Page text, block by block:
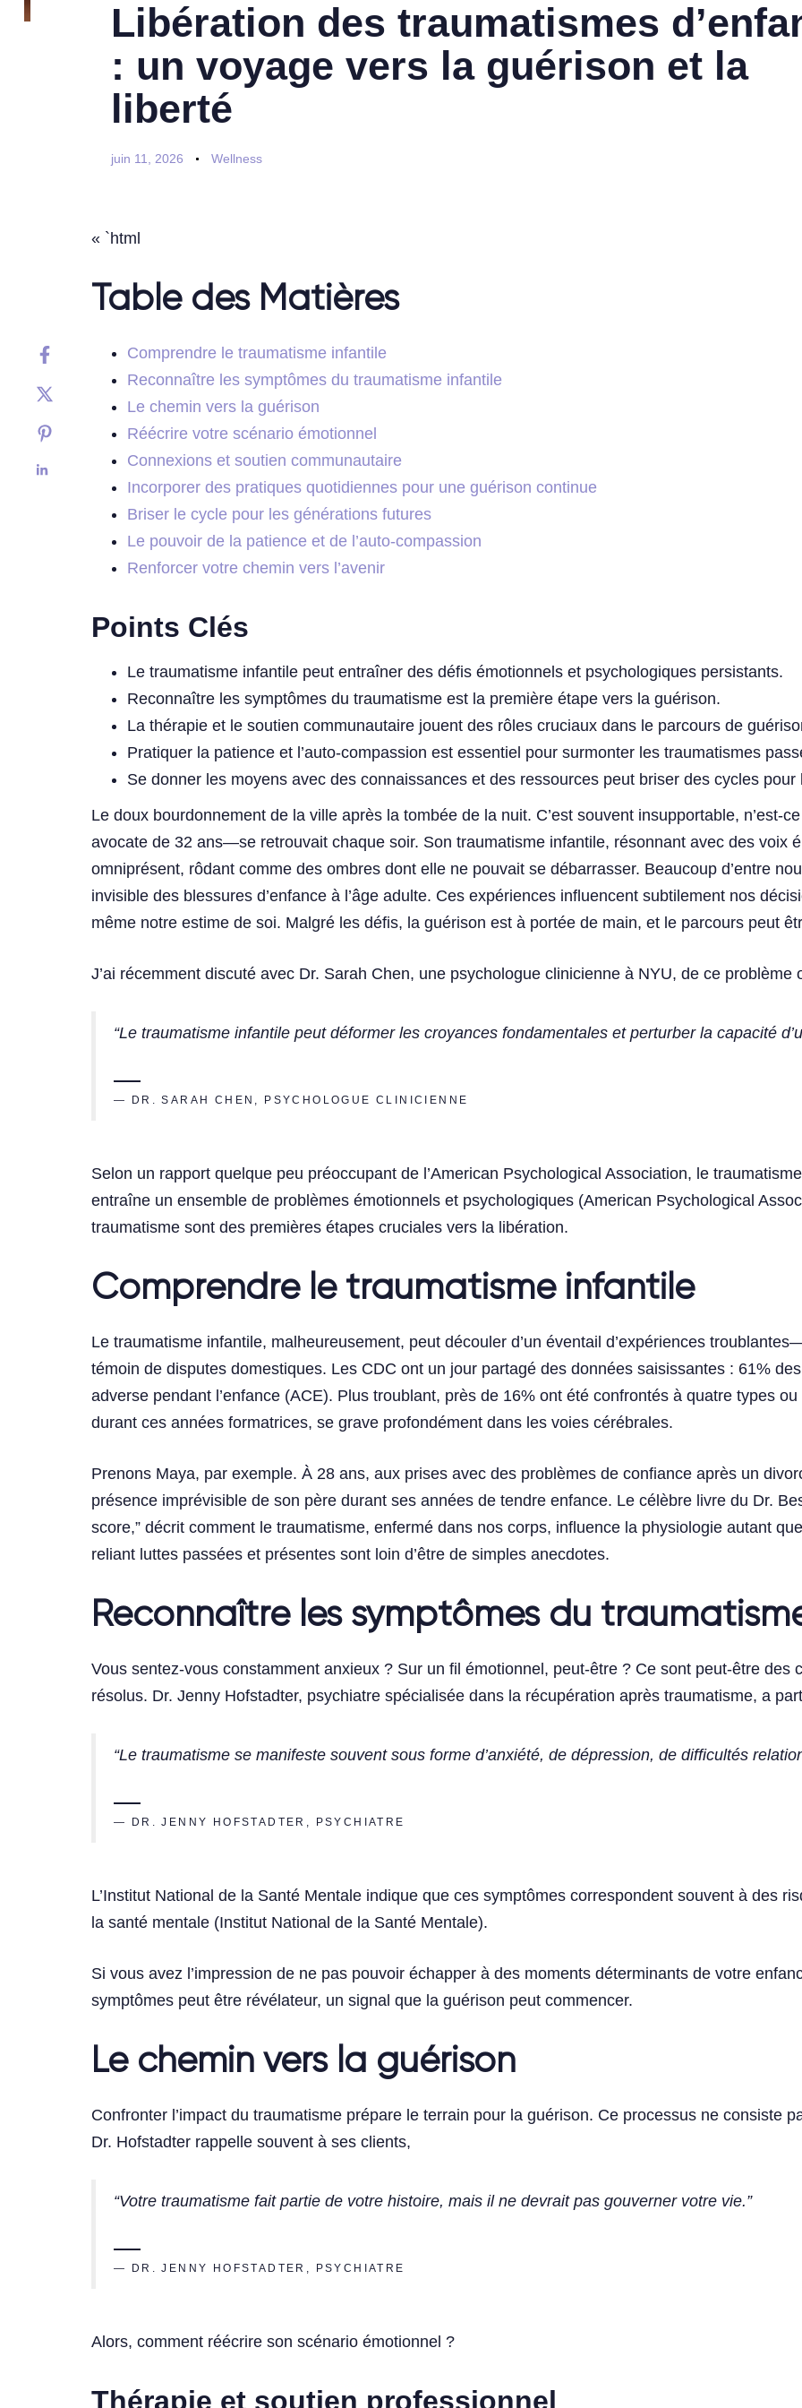
Libération des traumatismes
: un voyage vers la guérison et la
liberté
juin 11, 2026 Wellness
« `html
Table des Matières
Comprendre le traumatisme infantile
Reconnaître les symptômes du traumatisme infantile
Le chemin vers la guérison
Réécrire votre scénario émotionnel
Connexions et soutien communautaire
Incorporer des pratiques quotidiennes pour une guérison continue
Briser le cycle pour les générations futures
Le pouvoir de la patience et de l’auto-compassion
Renforcer votre chemin vers l’avenir
Points Clés
Le traumatisme infantile peut entraîner des défis émotionnels et psychologiques persistants.
Reconnaître les symptômes du traumatisme est la première étape vers la guérison.
La thérapie et le soutien communautaire jouent des rôles cruciaux dans le parcours de
Pratiquer la patience et l’auto-compassion est essentiel pour surmonter les traumatismes
Se donner les moyens avec des connaissances et des ressources peut briser des cycles
Le doux bourdonnement de la ville après la tombée de la nuit. C’est souvent insupportable,
avocate de 32 ans—se retrouvait chaque soir. Son traumatisme infantile, résonnant avec des voix
omniprésent, rôdant comme des ombres dont elle ne pouvait se débarrasser. Beaucoup d’entre
invisible des blessures d’enfance à l’âge adulte. Ces expériences influencent subtilement nos
même notre estime de soi. Malgré les défis, la guérison est à portée de main, et le parcours peut
J’ai récemment discuté avec Dr. Sarah Chen, une psychologue clinicienne à NYU, de ce problème
“Le traumatisme infantile peut déformer les croyances fondamentales et perturber la capacité
— DR. SARAH CHEN, PSYCHOLOGUE CLINICIENNE
Selon un rapport quelque peu préoccupant de l’American Psychological Association, le
entraîne un ensemble de problèmes émotionnels et psychologiques (American Psychological
traumatisme sont des premières étapes cruciales vers la libération.
Comprendre le traumatisme infantile
Le traumatisme infantile, malheureusement, peut découler d’un éventail d’expériences
témoin de disputes domestiques. Les CDC ont un jour partagé des données saisissantes : 61%
adverse pendant l’enfance (ACE). Plus troublant, près de 16% ont été confrontés à quatre types
durant ces années formatrices, se grave profondément dans les voies cérébrales.
Prenons Maya, par exemple. À 28 ans, aux prises avec des problèmes de confiance après un
présence imprévisible de son père durant ses années de tendre enfance. Le célèbre livre du Dr.
score,” décrit comment le traumatisme, enfermé dans nos corps, influence la physiologie autant
reliant luttes passées et présentes sont loin d’être de simples anecdotes.
Reconnaître les symptômes du
Vous sentez-vous constamment anxieux ? Sur un fil émotionnel, peut-être ? Ce sont peut-être des
résolus. Dr. Jenny Hofstadter, psychiatre spécialisée dans la récupération après traumatisme, a
“Le traumatisme se manifeste souvent sous forme d’anxiété, de dépression, de difficultés
— DR. JENNY HOFSTADTER, PSYCHIATRE
L’Institut National de la Santé Mentale indique que ces symptômes correspondent souvent à des
la santé mentale (Institut National de la Santé Mentale).
Si vous avez l’impression de ne pas pouvoir échapper à des moments déterminants de votre
symptômes peut être révélateur, un signal que la guérison peut commencer.
Le chemin vers la guérison
Confronter l’impact du traumatisme prépare le terrain pour la guérison. Ce processus ne consiste
Dr. Hofstadter rappelle souvent à ses clients,
“Votre traumatisme fait partie de votre histoire, mais il ne devrait pas gouverner votre vie.”
— DR. JENNY HOFSTADTER, PSYCHIATRE
Alors, comment réécrire son scénario émotionnel ?
Thérapie et soutien professionnel